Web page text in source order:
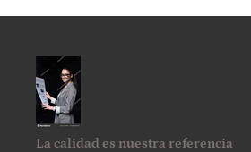
La calidad es nuestra referencia